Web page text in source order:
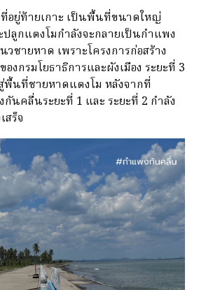
อยู่ท้ายเกาะ เป็นพื้นที่ขนาดใหญ่
ปลูกแตงโมกำลังจะกลายเป็นกำแพง
ชายหาด เพราะโครงการก่อสร้าง
กรมโยธาธิการและผังเมือง ระยะที่ 3
พื้นที่ชายหาดแตงโม หลังจากที่
นคลื่นระยะที่ 1 และ ระยะที่ 2 กำลัง
สร็จ